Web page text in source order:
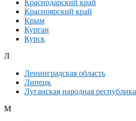
Краснодарский край
Красноярский край
Крым
Курган
Курск
Л
Ленинградская область
Липецк
Луганская народная республика
М